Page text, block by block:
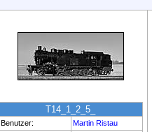
T14_1_2_5_
Benutzer:
Martin Ristau